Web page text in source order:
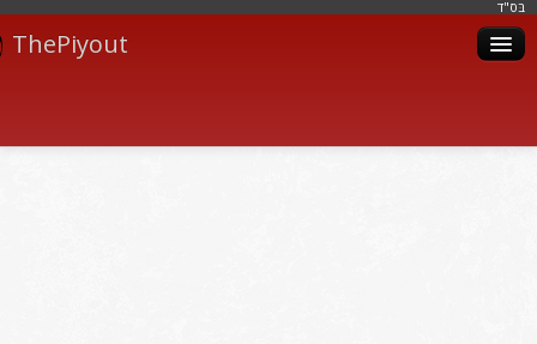
בּס"ד
ThePiyout